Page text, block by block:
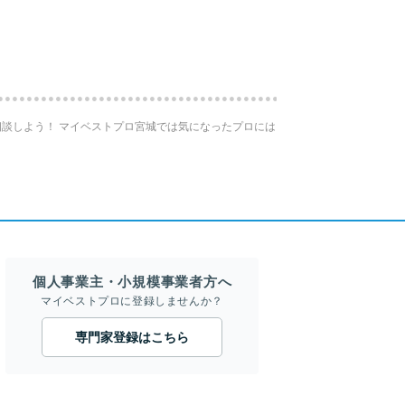
しよう！ マイベストプロ宮城では気になったプロには
個人事業主・小規模事業者方へ
マイベストプロに登録しませんか？
専門家登録はこちら